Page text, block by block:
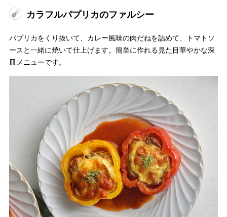
カラフルパプリカのファルシー
パプリカをくり抜いて、カレー風味の肉だねを詰めて、トマトソ
ースと一緒に焼いて仕上げます。簡単に作れる見た目華やかな深
皿メニューです。